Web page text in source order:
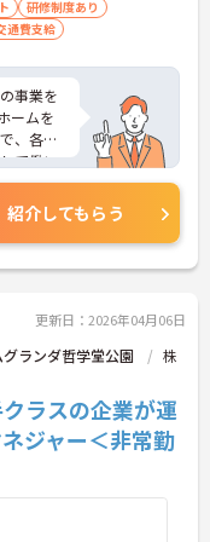
研修制度あり
通費支給
事業を
ームを
、各種
て働い
面接対
ますの
紹介してもらう
更新日：2026年04月06日
ランダ哲学堂公園
株
ラスの企業が運
ジャー＜非常勤